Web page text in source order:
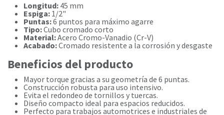
Longitud: 45 mm
Espiga: 1/2"
Puntas:6 puntos para máximo agarre
Tipo:Cubo cromado corto
Material:Acero Cromo-Vanadio (Cr-V)
Acabado:Cromado resistente a la corrosión y desgaste
Beneficios del producto
Mayor torque gracias a su geometría de 6 puntas.
Construcción robusta para uso intensivo.
Evita el redondeo de tornillos y tuercas.
Diseño compacto ideal para espacios reducidos.
Perfecto para trabajos automotrices e industriales de